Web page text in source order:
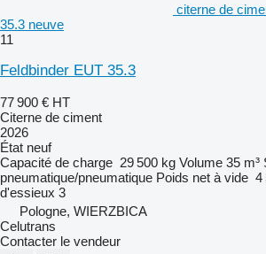
citerne de
35.3 neuve
11
Feldbinder EUT 35.3
77 900 € HT
Citerne de ciment
2026
État neuf
Capacité de charge 29 500 kg Volume 35 m³
pneumatique/pneumatique Poids net à vide 4
d'essieux 3
Pologne, WIERZBICA
Celutrans
Contacter le vendeur